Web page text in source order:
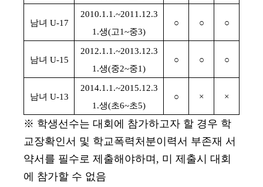
남녀 U-17
2010.1.1.~2011.12.3
1.생(고1~중3)
○ ○ ○
남녀 U-15
2012.1.1.~2013.12.3
1.생(중2~중1)
○ ○ ○
남녀 U-13
2014.1.1.~2015.12.3
1.생(초6~초5)
○ × ×
※ 학생선수는 대회에 참가하고자 할 경우 학
교장확인서 및 학교폭력처분이력서 부존재 서
약서를 필수로 제출해야하며 , 미 제출시 대회
에 참가할 수 없음